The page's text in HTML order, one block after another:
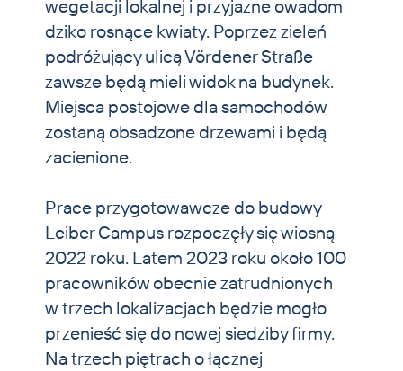
wegetacji lokalnej i przyjazne owadom
dziko rosnące kwiaty. Poprzez zieleń
podróżujący ulicą Vördener Straße
zawsze będą mieli widok na budynek.
Miejsca postojowe dla samochodów
zostaną obsadzone drzewami i będą
zacienione.
Prace przygotowawcze do budowy
Leiber Campus rozpoczęły się wiosną
2022 roku. Latem 2023 roku około 100
pracowników obecnie zatrudnionych
w trzech lokalizacjach będzie mogło
przenieść się do nowej siedziby firmy.
Na trzech piętrach o łącznej